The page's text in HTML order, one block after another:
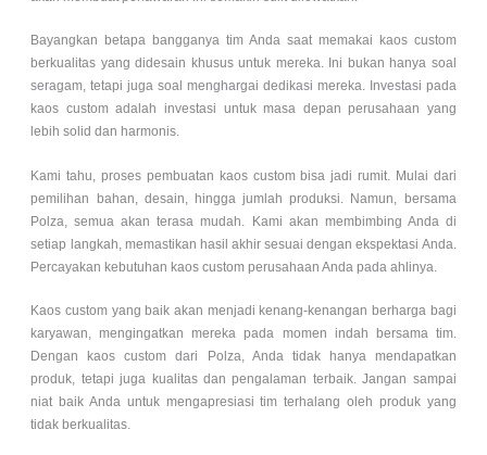
Bayangkan betapa bangganya tim Anda saat memakai kaos custom
berkualitas yang didesain khusus untuk mereka. Ini bukan hanya soal
seragam, tetapi juga soal menghargai dedikasi mereka. Investasi pada
kaos custom adalah investasi untuk masa depan perusahaan yang
lebih solid dan harmonis.
Kami tahu, proses pembuatan kaos custom bisa jadi rumit. Mulai dari
pemilihan bahan, desain, hingga jumlah produksi. Namun, bersama
Polza, semua akan terasa mudah. Kami akan membimbing Anda di
setiap langkah, memastikan hasil akhir sesuai dengan ekspektasi Anda.
Percayakan kebutuhan kaos custom perusahaan Anda pada ahlinya.
Kaos custom yang baik akan menjadi kenang-kenangan berharga bagi
karyawan, mengingatkan mereka pada momen indah bersama tim.
Dengan kaos custom dari Polza, Anda tidak hanya mendapatkan
produk, tetapi juga kualitas dan pengalaman terbaik. Jangan sampai
niat baik Anda untuk mengapresiasi tim terhalang oleh produk yang
tidak berkualitas.